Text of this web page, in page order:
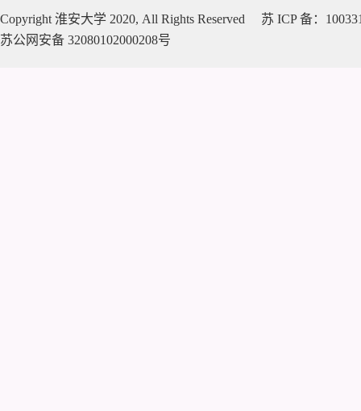
Copyright 淮安大学 2020, All Rights Reserved 苏 ICP 备：
苏公网安备 32080102000208号